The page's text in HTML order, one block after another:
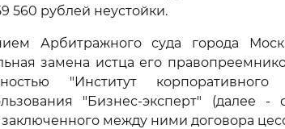
560 рублей неустойки.
Арбитражного суда города
замена истца его
"Институт
"Бизнес-эксперт" (далее -
между ними договора